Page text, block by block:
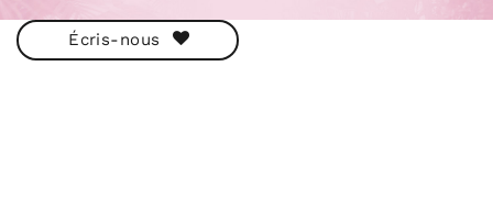
Écris-nous